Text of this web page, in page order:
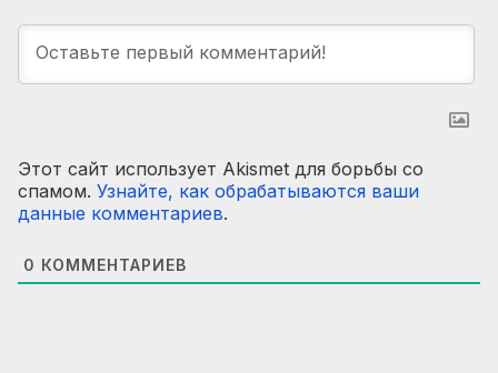
Этот сайт использует Akismet для борьбы со
спамом. Узнайте, как обрабатываются ваши
данные комментариев.
0 КОММЕНТАРИЕВ